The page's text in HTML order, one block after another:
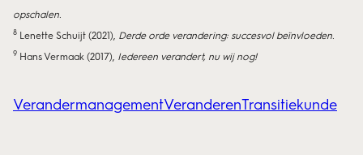
opschalen.
8 Lenette Schuijt (2021), Derde orde verandering: succesvol beïnvloeden.
9 Hans Vermaak (2017), Iedereen verandert, nu wij nog!
VerandermanagementVeranderenTransitiekunde